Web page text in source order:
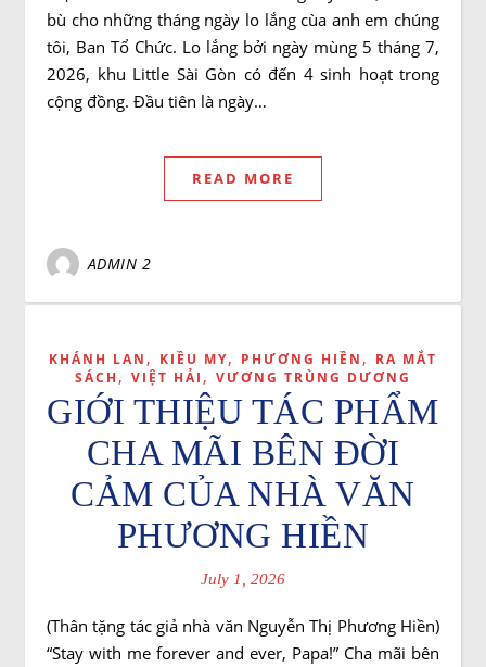
bù cho những tháng ngày lo lắng cùa anh em chúng
tôi, Ban Tổ Chức. Lo lắng bởi ngày mùng 5 tháng 7,
2026, khu Little Sài Gòn có đến 4 sinh hoạt trong
cộng đồng. Đầu tiên là ngày…
READ MORE
ADMIN 2
KHÁNH LAN , KIỀU MY, PHƯƠNG HIỀN , RA MẮT
SÁCH , VIỆT HẢI , VƯƠNG TRÙNG DƯƠNG
GIỚI THIỆU TÁC PHẨM
CHA MÃI BÊN ĐỜI
CẢM CỦA NHÀ VĂN
PHƯƠNG HIỀN
July 1, 2026
(Thân tặng tác giả nhà văn Nguyễn Thị Phương Hiền)
“Stay with me forever and ever, Papa!” Cha mãi bên